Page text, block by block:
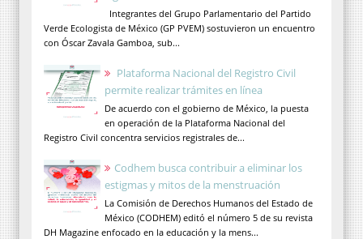
Integrantes del Grupo Parlamentario del Partido
Verde Ecologista de México (GP PVEM) sostuvieron un encuentro
con Óscar Zavala Gamboa, sub...
Plataforma Nacional del Registro Civil
permite realizar trámites en línea
De acuerdo con el gobierno de México, la puesta
en operación de la Plataforma Nacional del
Registro Civil concentra servicios registrales de...
Codhem busca contribuir a eliminar los
estigmas y mitos de la menstruación
La Comisión de Derechos Humanos del Estado de
México (CODHEM) editó el número 5 de su revista
DH Magazine enfocado en la educación y la mens...